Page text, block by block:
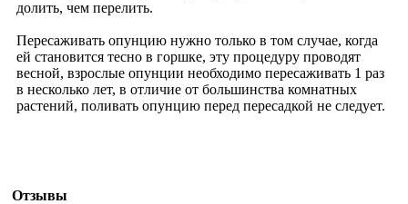
долить, чем перелить.
Пересаживать опунцию нужно только в том случае, когда
ей становится тесно в горшке, эту процедуру проводят
весной, взрослые опунции необходимо пересаживать 1 раз
в несколько лет, в отличие от большинства комнатных
растений, поливать опунцию перед пересадкой не следует.
Отзывы